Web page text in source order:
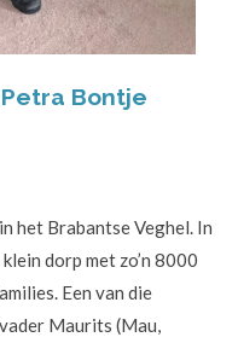
Bontje
het Brabantse Veghel. In
dorp met zo’n 8000
Een van die
Maurits (Mau,